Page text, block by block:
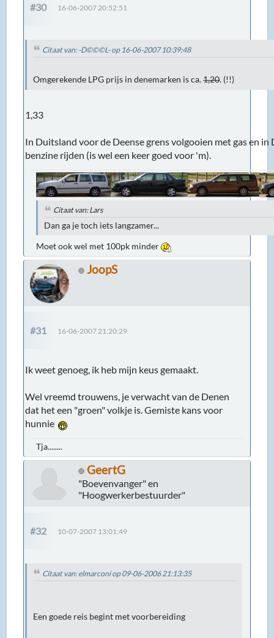
#30 16-06-2007 20:52:51
Citaat van: -D©©©L- op 16-06-2007 10:39:48
Omgerekende LPG prijs in denemarken is ca.1,20. (!!)
1,33
In Duitsland voor de Deense grens volgooien met gas en
benzine rijden (is wel een keer goed voor 'm).
Citaat van: Lars
Dan ga je toch iets langzamer...
Moet ook wel met 100pk minder
JoopS
#31 16-06-2007 21:20:29
Ik weet genoeg, ik heb mijn keus gemaakt.
Wel vreemd trouwens, je verwacht van de Denen
dat het een "groen" volkje is. Gemiste kans voor
hunnie
Tja........
GeertG
"Boevenvanger" en
"Hoogwerkerbestuurder"
#32 10-07-2007 13:01:49
Citaat van: elmarconi op 09-06-2006 21:13:35
Een goede reis begint met voorbereiding